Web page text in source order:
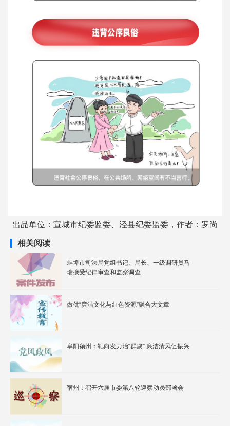
出品单位：宣城市纪委监委、泾县纪委监委，作者：罗尚
相关阅读
蚌埠市司法局党组书记、局长、一级调研员马
瑞接受纪律审查和监察调查
做优“廉洁文化与红色资源”融合大文章
阜阳颍州：靶向发力治“群腐” 廉洁清风促振兴
宿州：召开六届市委第八轮巡察动员部署会